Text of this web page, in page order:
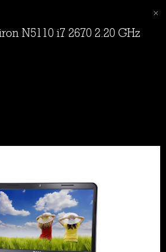
N5110 i7 2670 2.20 GHz